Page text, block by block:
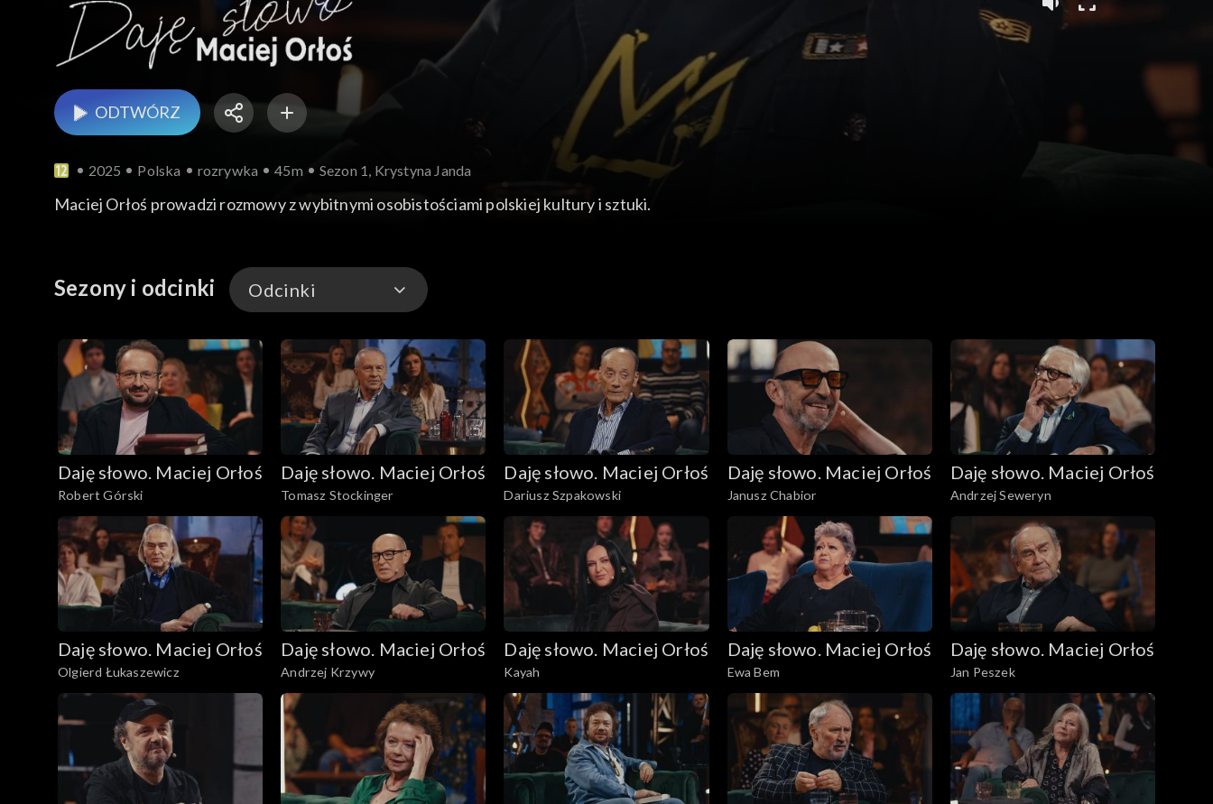
ODTWÓRZ
2025 Polska rozrywka 45m Sezon 1, Krystyna Janda
Maciej Orłoś prowadzi rozmowy z wybitnymi osobistościami polskiej kultury i sztuki.
Sezony i odcinki Odcinki
Odcinki
Daję słowo. Maciej Orłoś
Robert Górski
Daję słowo. Maciej Orłoś
Tomasz Stockinger
Daję słowo. Maciej Orłoś
Dariusz Szpakowski
Daję słowo. Maciej Orłoś
Janusz Chabior
Daję słowo. Maciej Orłoś
Andrzej Seweryn
Daję słowo. Maciej Orłoś
Olgierd Łukaszewicz
Daję słowo. Maciej Orłoś
Andrzej Krzywy
Daję słowo. Maciej Orłoś
Kayah
Daję słowo. Maciej Orłoś
Ewa Bem
Daję słowo. Maciej Orłoś
Jan Peszek